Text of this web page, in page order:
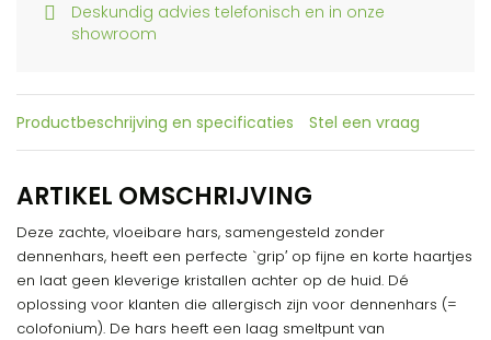
Deskundig advies telefonisch en in onze
showroom
Productbeschrijving en specificaties Stel een vraag
ARTIKEL OMSCHRIJVING
Deze zachte, vloeibare hars, samengesteld zonder
dennenhars, heeft een perfecte `grip′ op fijne en korte haartjes
en laat geen kleverige kristallen achter op de huid. Dé
oplossing voor klanten die allergisch zijn voor dennenhars (=
colofonium). De hars heeft een laag smeltpunt van